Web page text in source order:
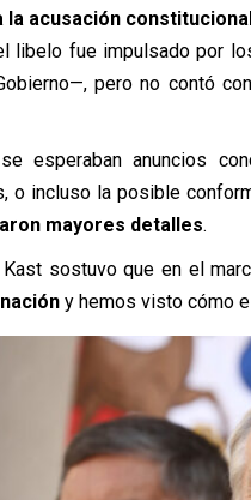
la acusación
l libelo fue impulsado por
pero no contó
esperaban anuncios
o incluso la posible
mayores detalles.
sostuvo que en el
y hemos visto cómo